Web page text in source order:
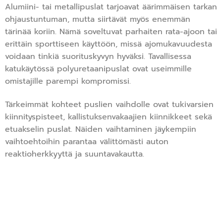
Alumiini- tai metallipuslat tarjoavat äärimmäisen tarkan
ohjaustuntuman, mutta siirtävät myös enemmän
tärinää koriin. Nämä soveltuvat parhaiten rata-ajoon tai
erittäin sporttiseen käyttöön, missä ajomukavuudesta
voidaan tinkiä suorituskyvyn hyväksi. Tavallisessa
katukäytössä polyuretaanipuslat ovat useimmille
omistajille parempi kompromissi.
Tärkeimmät kohteet puslien vaihdolle ovat tukivarsien
kiinnityspisteet, kallistuksenvakaajien kiinnikkeet sekä
etuakselin puslat. Näiden vaihtaminen jäykempiin
vaihtoehtoihin parantaa välittömästi auton
reaktioherkkyyttä ja suuntavakautta.